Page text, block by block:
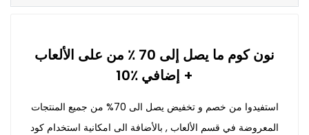
نون كوم ما يصل إلى 70 ٪ من على الألعاب
+ إضافي ٪10
استفيدوا من خصم و تخفيض يصل الى 70% من جميع المنتجات
المعروضة في قسم الألعاب , بالأضافة الى امكانية استخدام كود